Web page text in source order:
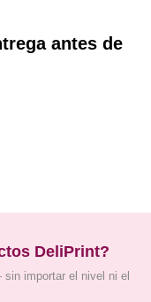
antes de
DeliPrint?
importar el nivel ni el